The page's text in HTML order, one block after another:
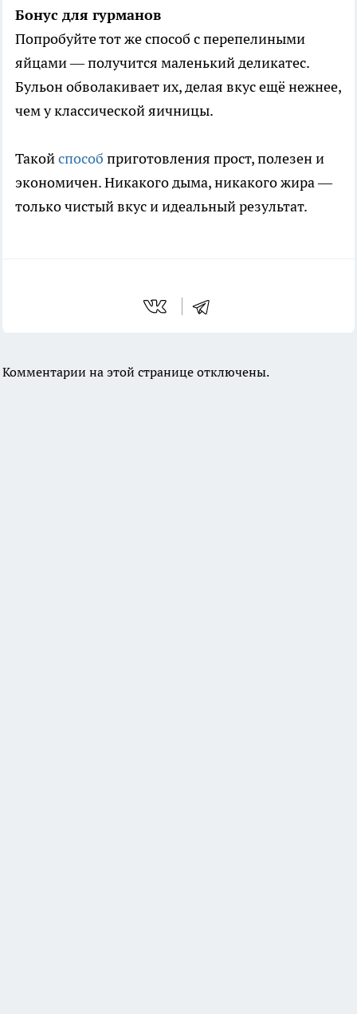
Бонус для гурманов
Попробуйте тот же способ с перепелиными
яйцами — получится маленький деликатес.
Бульон обволакивает их, делая вкус ещё нежнее,
чем у классической яичницы.
Такойспособ приготовления прост, полезен и
экономичен. Никакого дыма, никакого жира —
только чистый вкус и идеальный результат.
Комментарии на этой странице отключены.